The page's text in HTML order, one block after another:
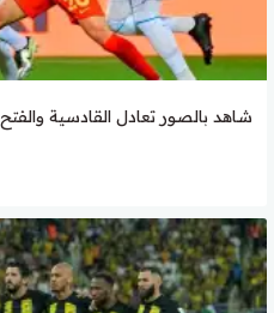
شاهد بالصور تعادل القادسية والفتح 1-1 في دوري روشن السعودي